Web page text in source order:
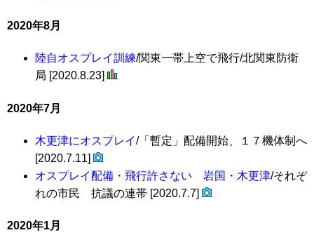
2020年8月
陸自オスプレイ訓練/関東一帯上空で飛行/北関東防衛
局 [2020.8.23]
2020年7月
木更津にオスプレイ/「暫定」配備開始、１７機体制へ
[2020.7.11]
オスプレイ配備・飛行許さない 岩国・木更津/それぞ
れの市民 抗議の連帯 [2020.7.7]
2020年1月